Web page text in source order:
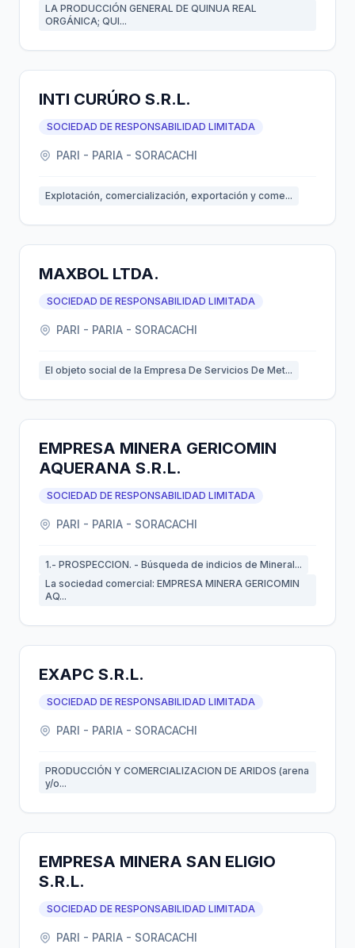
LA PRODUCCIÓN GENERAL DE QUINUA REAL
ORGÁNICA; QUI...
INTI CURÚRO S.R.L.
SOCIEDAD DE RESPONSABILIDAD LIMITADA
PARI - PARIA - SORACACHI
Explotación, comercialización, exportación y come...
MAXBOL LTDA.
SOCIEDAD DE RESPONSABILIDAD LIMITADA
PARI - PARIA - SORACACHI
El objeto social de la Empresa De Servicios De Met...
EMPRESA MINERA GERICOMIN
AQUERANA S.R.L.
SOCIEDAD DE RESPONSABILIDAD LIMITADA
PARI - PARIA - SORACACHI
1.- PROSPECCION. - Búsqueda de indicios de Mineral...
La sociedad comercial: EMPRESA MINERA GERICOMIN
AQ...
EXAPC S.R.L.
SOCIEDAD DE RESPONSABILIDAD LIMITADA
PARI - PARIA - SORACACHI
PRODUCCIÓN Y COMERCIALIZACION DE ARIDOS (arena
y/o...
EMPRESA MINERA SAN ELIGIO
S.R.L.
SOCIEDAD DE RESPONSABILIDAD LIMITADA
PARI - PARIA - SORACACHI